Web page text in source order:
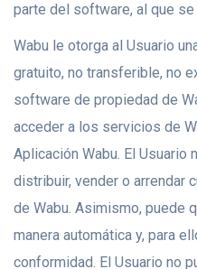
parte del software, al que se
Wabu le otorga al Usuario
gratuito, no transferible, no
software de propiedad de
acceder a los servicios de
Aplicación Wabu. El Usuario
distribuir, vender o arrendar
de Wabu. Asimismo, puede
manera automática y, para
conformidad. El Usuario no